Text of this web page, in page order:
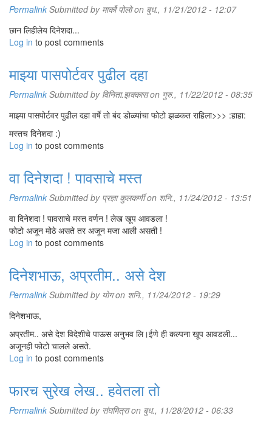
Permalink Submitted by मार्को पोलोon बुध., 11/21/2012 - 12:07
छान लिहीलेय दिनेशदा...
Log in to post comments
माझ्या पासपोर्टवर पुढील दहा
Permalink Submitted by विनिता.झक्कासon गुरु., 11/22/2012 - 08:35
माझ्या पासपोर्टवर पुढील दहा वर्षे तो बंद डोळ्यांचा फोटो झळकत राहिला>>> :हाहा:
मस्तच दिनेशदा :)
Log in to post comments
वा दिनेशदा ! पावसाचे मस्त
Permalink Submitted by प्रज्ञा कुलकर्णीon शनि., 11/24/2012 - 13:51
वा दिनेशदा ! पावसाचे मस्त वर्णन ! लेख खूप आवडला !
फोटो अजून मोठे असते तर अजून मजा आली असती !
Log in to post comments
दिनेशभाऊ, अप्रतीम.. असे देश
Permalink Submitted by योगon शनि., 11/24/2012 - 19:29
दिनेशभाऊ,
अप्रतीम.. असे देश विदेशीचे पाऊस अनुभव लि।ईणे ही कल्पना खूप आवडली...
अजूनही फोटो चालले असते.
Log in to post comments
फारच सुरेख लेख.. हवेतला तो
Permalink Submitted by संघमित्राon बुध., 11/28/2012 - 06:33